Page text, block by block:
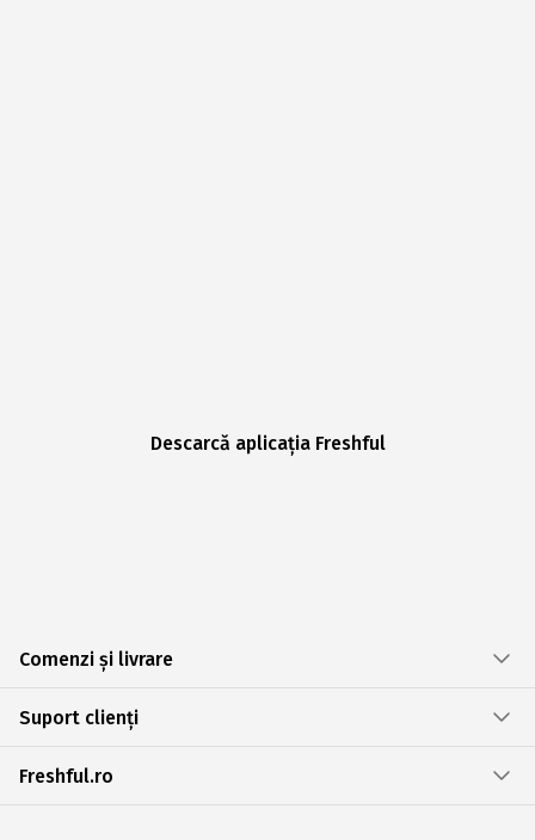
Descarcă aplicația Freshful
Comenzi și livrare
Suport clienți
Freshful.ro